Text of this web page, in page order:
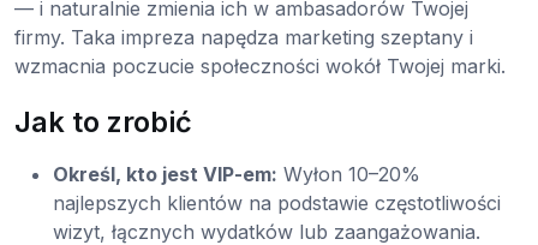
— i naturalnie zmienia ich w ambasadorów Twojej
firmy. Taka impreza napędza marketing szeptany i
wzmacnia poczucie społeczności wokół Twojej marki.
Jak to zrobić
Określ, kto jest VIP-em: Wyłon 10–20%
najlepszych klientów na podstawie częstotliwości
wizyt, łącznych wydatków lub zaangażowania.